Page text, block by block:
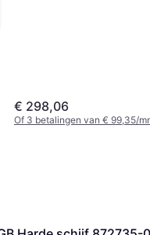
€ 298,06
Of 3 betalingen van € 99,35/